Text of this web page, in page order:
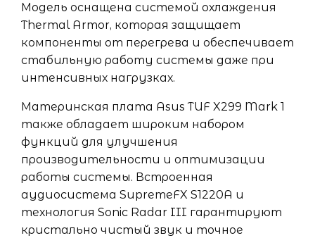
Модель оснащена системой охлаждения
Thermal Armor, которая защищает
компоненты от перегрева и обеспечивает
стабильную работу системы даже при
интенсивных нагрузках.
Материнская плата Asus TUF X299 Mark 1
также обладает широким набором
функций для улучшения
производительности и оптимизации
работы системы. Встроенная
аудиосистема SupremeFX S1220A и
технология Sonic Radar III гарантируют
кристально чистый звук и точное